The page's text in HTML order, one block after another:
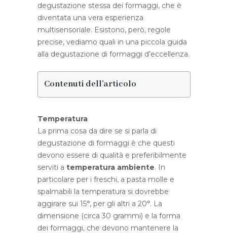
degustazione stessa dei formaggi, che è
diventata una vera esperienza
multisensoriale. Esistono, però, regole
precise, vediamo quali in una piccola guida
alla degustazione di formaggi d’eccellenza.
Contenuti dell'articolo
Temperatura
La prima cosa da dire se si parla di
degustazione di formaggi è che questi
devono essere di qualità e preferibilmente
serviti a temperatura ambiente. In
particolare per i freschi, a pasta molle e
spalmabili la temperatura si dovrebbe
aggirare sui 15°, per gli altri a 20°. La
dimensione (circa 30 grammi) e la forma
dei formaggi, che devono mantenere la